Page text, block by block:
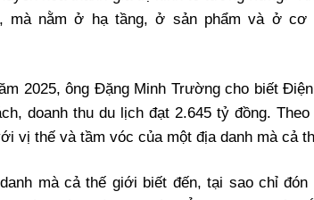
mà nằm ở hạ tầng, ở sản phẩm và ở cơ
2025, ông Đặng Minh Trường cho biết
doanh thu du lịch đạt 2.645 tỷ đồng.
vị thế và tầm vóc của một địa danh mà cả
mà cả thế giới biết đến, tại sao chỉ